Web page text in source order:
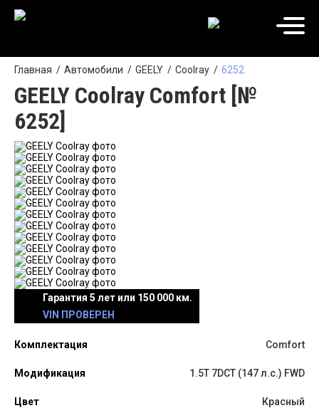
Главная Автомобили GEELY Coolray 6252
GEELY Coolray Comfort [№
6252]
Гарантия 5 лет или 150 000 км.
VIN ПРОВЕРЕН
Комплектация Comfort
Модификация 1.5T 7DCT (147 л.с.) FWD
Цвет Красный